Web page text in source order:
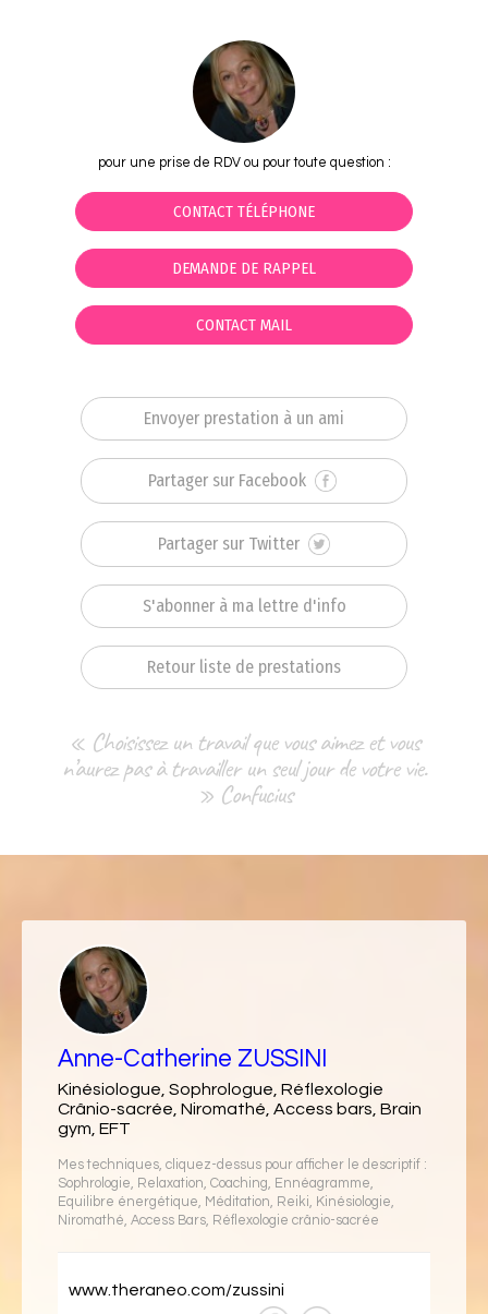
pour une prise de RDV ou pour toute question :
CONTACT TÉLÉPHONE
DEMANDE DE RAPPEL
CONTACT MAIL
Envoyer prestation à un ami
Partager sur Facebook
Partager sur Twitter
S'abonner à ma lettre d'info
Retour liste de prestations
« Choisissez un travail que vous aimez et vous
n’aurez pas à travailler un seul jour de votre vie.
» Confucius
Anne-Catherine ZUSSINI
Kinésiologue, Sophrologue, Réflexologie
Crânio-sacrée, Niromathé, Access bars, Brain
gym, EFT
Mes techniques, cliquez-dessus pour afficher le descriptif :
Sophrologie, Relaxation, Coaching, Ennéagramme,
Equilibre énergétique, Méditation, Reiki, Kinésiologie,
Niromathé, Access Bars, Réflexologie crânio-sacrée
www.theraneo.com/zussini